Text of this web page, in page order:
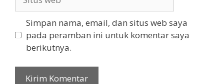
web
Simpan nama, email, dan situs web saya
pada peramban ini untuk komentar saya
berikutnya.